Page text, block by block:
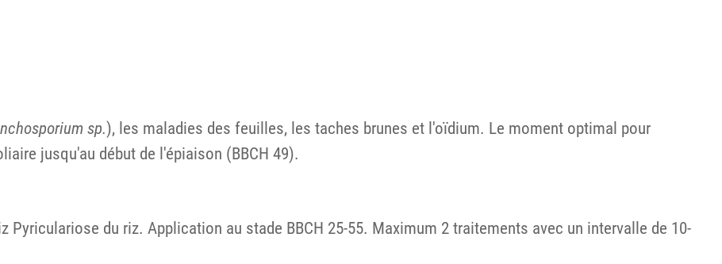
sp.), les maladies des feuilles, les taches brunes et l'oïdium. Le moment optimal pour
jusqu'au début de l'épiaison (BBCH 49).
du riz. Application au stade BBCH 25-55. Maximum 2 traitements avec un intervalle de 10-